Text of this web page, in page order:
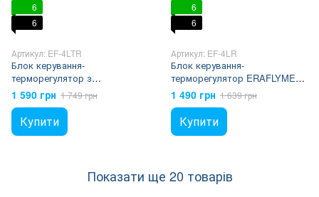
6
6
Артикул: EF-4LTR
Блок керування-
терморегулятор з
программатором ERAFLYME
4LTR для електрорадіаторів
1 590 грн 1 749 грн
Купити
6
6
Артикул: EF-4LR
Блок керування-
терморегулятор ERAFLYME
4LR для електробатареї
1 490 грн 1 639 грн
Купити
Показати ще 20 товарів